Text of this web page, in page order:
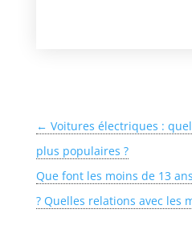
← Voitures électriques :
plus populaires ?
Que font les moins de 13
? Quelles relations avec les